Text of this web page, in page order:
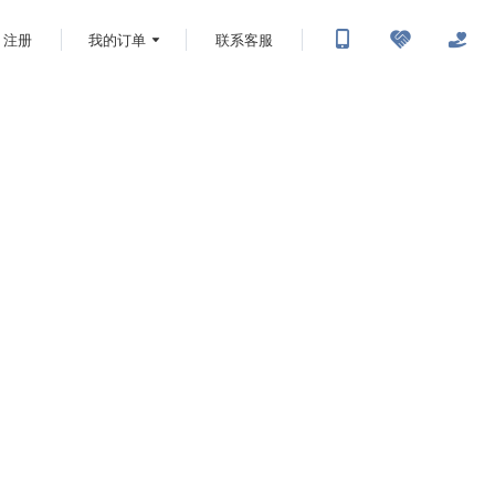
注册 我的订单 联系客服